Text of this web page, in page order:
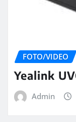
FOTO/VIDEO
Yealink
Admin